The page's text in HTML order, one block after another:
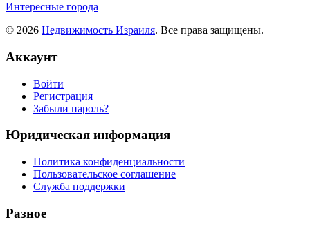
Интересные города
© 2026 Недвижимость Израиля. Все права защищены.
Аккаунт
Войти
Регистрация
Забыли пароль?
Юридическая информация
Политика конфиденциальности
Пользовательское соглашение
Служба поддержки
Разное